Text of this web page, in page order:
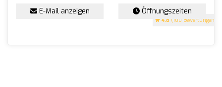
4.8 (100 Bewertungen)
E-Mail anzeigen Öffnungszeiten